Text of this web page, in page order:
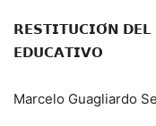
𝗥𝗘𝗦𝗧𝗜𝗧𝗨𝗖𝗜𝗢́𝗡
𝗘𝗗𝗨𝗖𝗔𝗧𝗜𝗩𝗢
Marcelo Guagliardo